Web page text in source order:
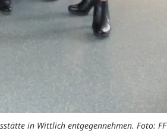
in Wittlich entgegennehmen. Foto: FF